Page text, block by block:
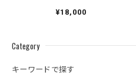
Category
キーワードで探す
¥18,000